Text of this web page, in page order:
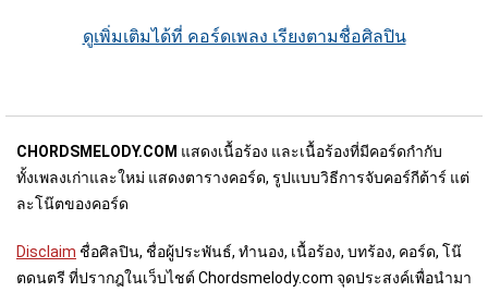
ดูเพิ่มเติมได้ที่ คอร์ดเพลง เรียงตามชื่อศิลปิน
CHORDSMELODY.COM แสดงเนื้อร้อง และเนื้อร้องที่มีคอร์ดกำกับ
ทั้งเพลงเก่าและใหม่ แสดงตารางคอร์ด, รูปแบบวิธีการจับคอร์กีต้าร์ แต่
ละโน๊ตของคอร์ด
Disclaim ชื่อศิลปิน, ชื่อผู้ประพันธ์, ทำนอง, เนื้อร้อง, บทร้อง, คอร์ด, โน๊
ตดนตรี ที่ปรากฎในเว็บไชต์ Chordsmelody.com จุดประสงค์เพื่อนำมา